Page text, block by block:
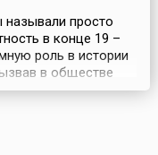
просто
в конце 19 –
роль в истории
в обществе
году капитан
после су...